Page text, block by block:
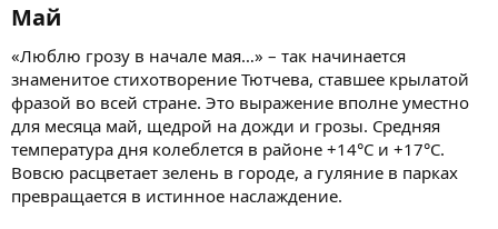
Май​
«Люблю грозу в начале мая…» – так начинается
знаменитое стихотворение Тютчева, ставшее крылатой
фразой во всей стране. Это выражение вполне уместно
для месяца май, щедрой на дожди и грозы. Средняя
температура дня колеблется в районе +14°C и +17°C.
Вовсю расцветает зелень в городе, а гуляние в парках
превращается в истинное наслаждение.